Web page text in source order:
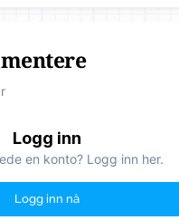
Logg inn
en konto? Logg inn her.
Logg inn nå